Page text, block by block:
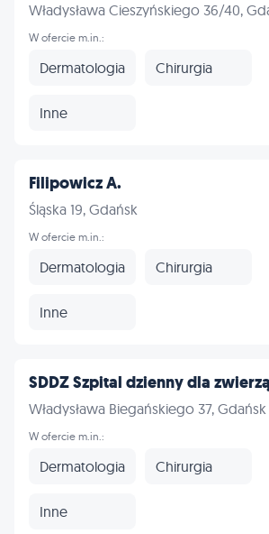
Władysława Cieszyńskiego 36/40,
W ofercie m.in.:
Dermatologia Chirurgia
Inne
Filipowicz A.
Śląska 19, Gdańsk
W ofercie m.in.:
Dermatologia Chirurgia
Inne
SDDZ Szpital dzienny dla
Władysława Biegańskiego 37, Gdańsk
W ofercie m.in.:
Dermatologia Chirurgia
Inne